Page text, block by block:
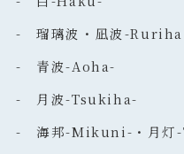
- 瑠璃波・凪波-
- 青波-Aoha-
- 月波-Tsukiha-
- 海邦-Mikuni-・月灯